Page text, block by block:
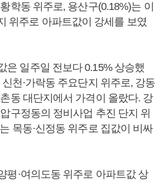
학동 위주로, 용산구(0.18%)는 이
위주로 아파트값이 강세를 보였
은 일주일 전보다 0.15% 상승했
천·가락동 주요단지 위주로, 강동
동 대단지에서 가격이 올랐다. 강
구정동의 정비사업 추진 단지 위
목동·신정동 위주로 집값이 비싸
평·여의도동 위주로 아파트값 상